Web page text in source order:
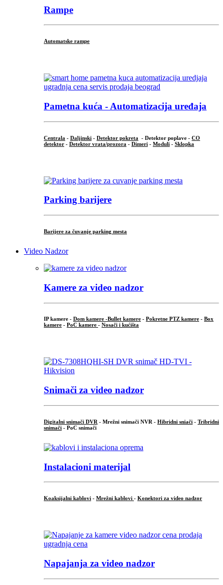
Rampe
Automatske rampe
Pametna kuća - Automatizacija uređaja
Centrala - Daljinski - Detektor pokreta - Detektor poplave - CO
detektor - Detektor vrata/prozora - Dimeri - Moduli - Sklopka
Parking barijere
Barijere za čuvanje parking mesta
Video Nadzor
Kamere za video nadzor
IP kamere - Dom kamere -Bullet kamere - Pokretne PTZ kamere - Box
kamere - PoC kamere - Nosači i kućišta
Snimači za video nadzor
Digitalni snimači DVR - Mrežni snimači NVR - Hibridni sniači - Tribridni
snimači - PoC snimači
Instalacioni materijal
Koaksijalni kablovi - Mrežni kablovi - Konektori za video nadzor
Napajanja za video nadzor